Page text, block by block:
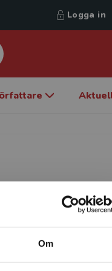
Om
Logga in
och psykologiska
emotionalitet.